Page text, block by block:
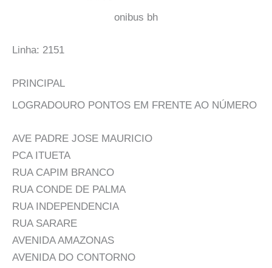
onibus bh
Linha: 2151
PRINCIPAL
LOGRADOURO PONTOS EM FRENTE AO NÚMERO
AVE PADRE JOSE MAURICIO
PCA ITUETA
RUA CAPIM BRANCO
RUA CONDE DE PALMA
RUA INDEPENDENCIA
RUA SARARE
AVENIDA AMAZONAS
AVENIDA DO CONTORNO